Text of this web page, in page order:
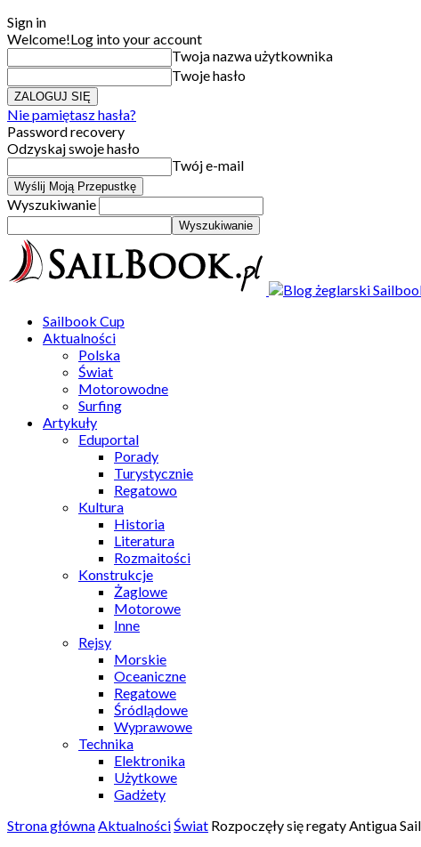
Sign in
Welcome!Log into your account
Twoja nazwa użytkownika
Twoje hasło
Nie pamiętasz hasła?
Password recovery
Odzyskaj swoje hasło
Twój e-mail
Wyszukiwanie
Sailbook Cup
Aktualności
Polska
Świat
Motorowodne
Surfing
Artykuły
Eduportal
Porady
Turystycznie
Regatowo
Kultura
Historia
Literatura
Rozmaitości
Konstrukcje
Żaglowe
Motorowe
Inne
Rejsy
Morskie
Oceaniczne
Regatowe
Śródlądowe
Wyprawowe
Technika
Elektronika
Użytkowe
Gadżety
Strona głównaAktualnościŚwiat Rozpoczęły się regaty Antigua